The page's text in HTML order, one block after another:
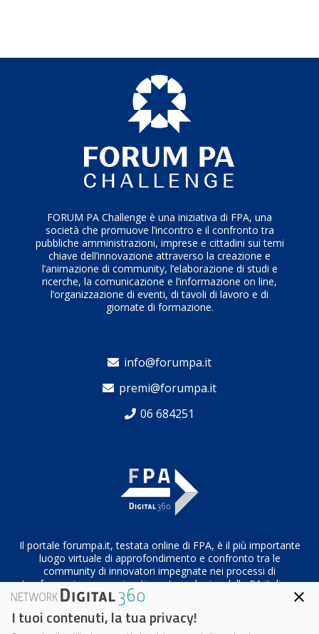
Sul piano delle persone,forma i cittadini
consapevole dell’IA abbattendo barriere di accesso, e
sviluppa competenze interne alla PA in materia di
governance responsabile.
FORUM PA Challenge è una iniziativa di FPA, una
società che promuove l’incontro e il confronto tra
pubbliche amministrazioni, imprese e cittadini sui temi
chiave dell’innovazione attraverso la creazione e
l’animazione di community, l’elaborazione di studi e
ricerche, la comunicazione e l’informazione on line,
l’organizzazione di eventi, di tavoli di lavoro e di
giornate di formazione.
info@forumpa.it
premi@forumpa.it
06 684251
Il portale forumpa.it, testata online di FPA, è il più importante
luogo virtuale di approfondimento e confronto tra le
community di innovatori impegnate nei processi di
trasformazione organizzativa e tecnologica della PA italiana
I tuoi contenuti, la tua privacy!